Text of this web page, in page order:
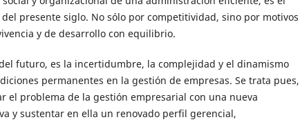
presente siglo. No sólo por competitividad, sino por motivos
y de desarrollo con equilibrio.
futuro, es la incertidumbre, la complejidad y el dinamismo
permanentes en la gestión de empresas. Se trata pues,
el problema de la gestión empresarial con una nueva
y sustentar en ella un renovado perfil gerencial,